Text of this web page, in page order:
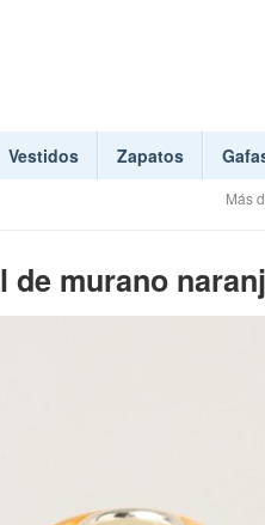
Vestidos Zapatos
Más
de murano